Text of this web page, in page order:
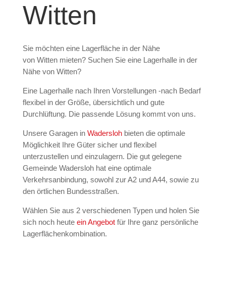
Witten
Sie möchten eine Lagerfläche in der Nähe
von Witten mieten? Suchen Sie eine Lagerhalle in der
Nähe von Witten?
Eine Lagerhalle nach Ihren Vorstellungen -nach Bedarf
flexibel in der Größe, übersichtlich und gute
Durchlüftung. Die passende Lösung kommt von uns.
Unsere Garagen in Waderslohbieten die optimale
Möglichkeit Ihre Güter sicher und flexibel
unterzustellen und einzulagern. Die gut gelegene
Gemeinde Wadersloh hat eine optimale
Verkehrsanbindung, sowohl zur A2 und A44, sowie zu
den örtlichen Bundesstraßen.
Wählen Sie aus 2 verschiedenen Typen und holen Sie
sich noch heute ein Angebot für Ihre ganz persönliche
Lagerflächenkombination.